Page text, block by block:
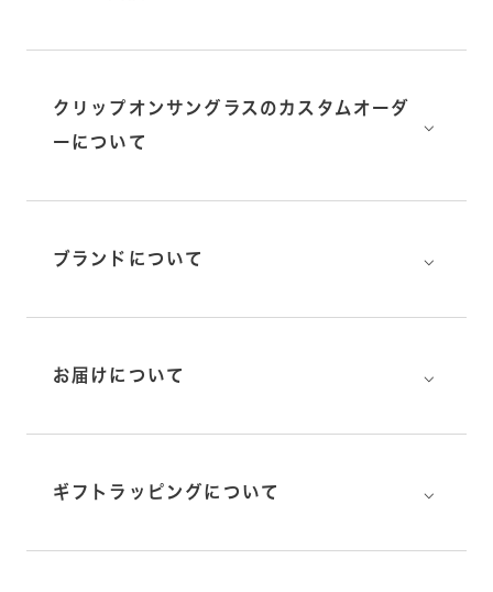
クリップオンサングラスのカスタムオーダ
ーについて
⌵
ブランドについて ⌵
お届けについて ⌵
ギフトラッピングについて ⌵